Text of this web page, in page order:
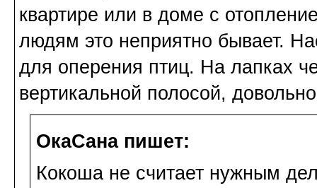
квартире или в доме с
людям это неприятно бывает.
для оперения птиц. На лапках
вертикальной полосой,
ОкаСана пишет:
Кокоша не считает нужным